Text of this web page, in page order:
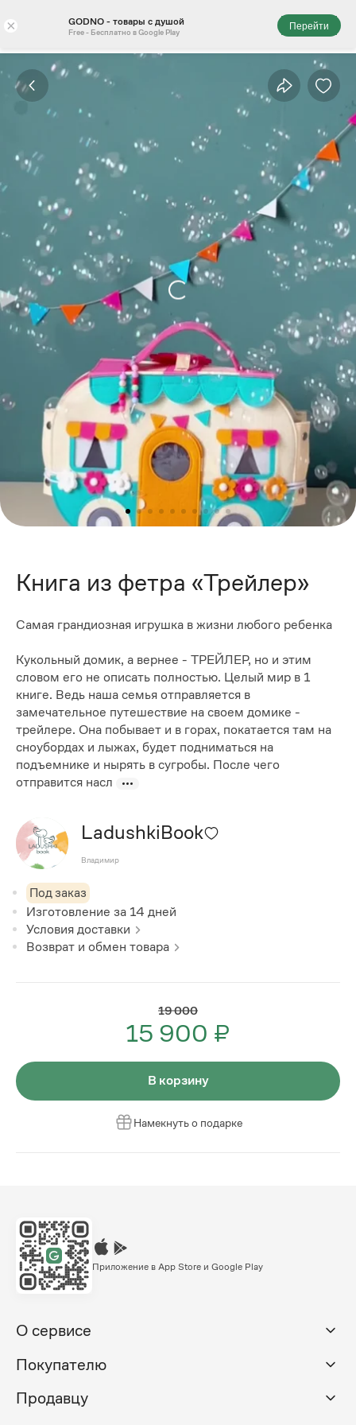
× GODNO - товары с душой
Free - Бесплатно в Google Play
Перейти
Книга из фетра «Трейлер»
Самая грандиозная игрушка в жизни любого ребенка
Кукольный домик, а вернее - ТРЕЙЛЕР, но и этим
словом его не описать полностью. Целый мир в 1
книге. Ведь наша семья отправляется в
замечательное путешествие на своем домике -
трейлере. Она побывает и в горах, покатается там на
сноубордах и лыжах, будет подниматься на
подъемнике и нырять в сугробы. После чего
отправится насл
LadushkiBook
Владимир
Под заказ
Изготовление за 14 дней
Условия доставки
Возврат и обмен товара
19 000
15 900 ₽
В корзину
Намекнуть о подарке
Приложение в App Store и Google Play
О сервисе
Покупателю
Продавцу